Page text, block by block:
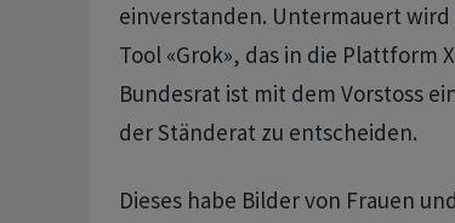
einverstanden. Untermauert
Tool «Grok», das in die Plattform
Bundesrat ist mit dem Vorstoss
der Ständerat zu entscheiden.
Dieses habe Bilder von Frauen